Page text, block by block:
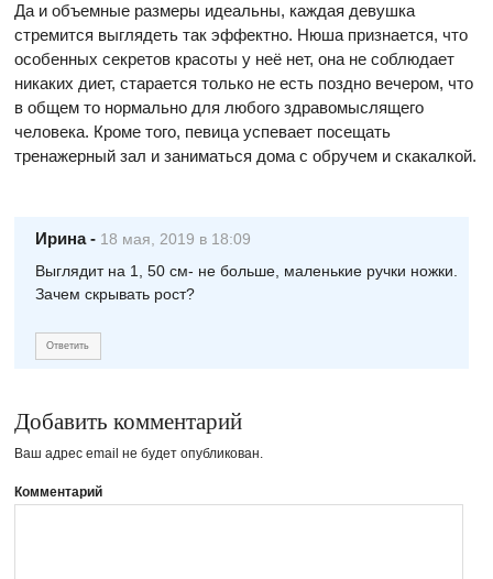
Да и объемные размеры идеальны, каждая девушка
стремится выглядеть так эффектно. Нюша признается, что
особенных секретов красоты у неё нет, она не соблюдает
никаких диет, старается только не есть поздно вечером, что
в общем то нормально для любого здравомыслящего
человека. Кроме того, певица успевает посещать
тренажерный зал и заниматься дома с обручем и скакалкой.
Ирина - 18 мая, 2019 в 18:09
Выглядит на 1, 50 см- не больше, маленькие ручки ножки.
Зачем скрывать рост?
Ответить
Добавить комментарий
Ваш адрес email не будет опубликован.
Комментарий